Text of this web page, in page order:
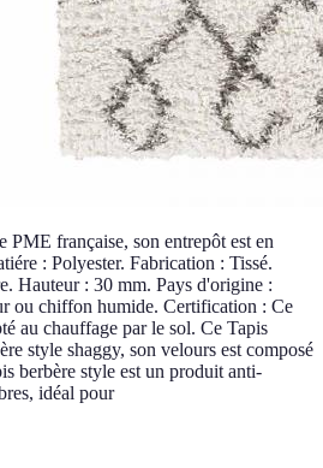
française, son entrepôt est en
: Polyester. Fabrication : Tissé.
Hauteur : 30 mm. Pays d'origine :
ou chiffon humide. Certification : Ce
au chauffage par le sol. Ce Tapis
style shaggy, son velours est composé
berbère style est un produit anti-
idéal pour